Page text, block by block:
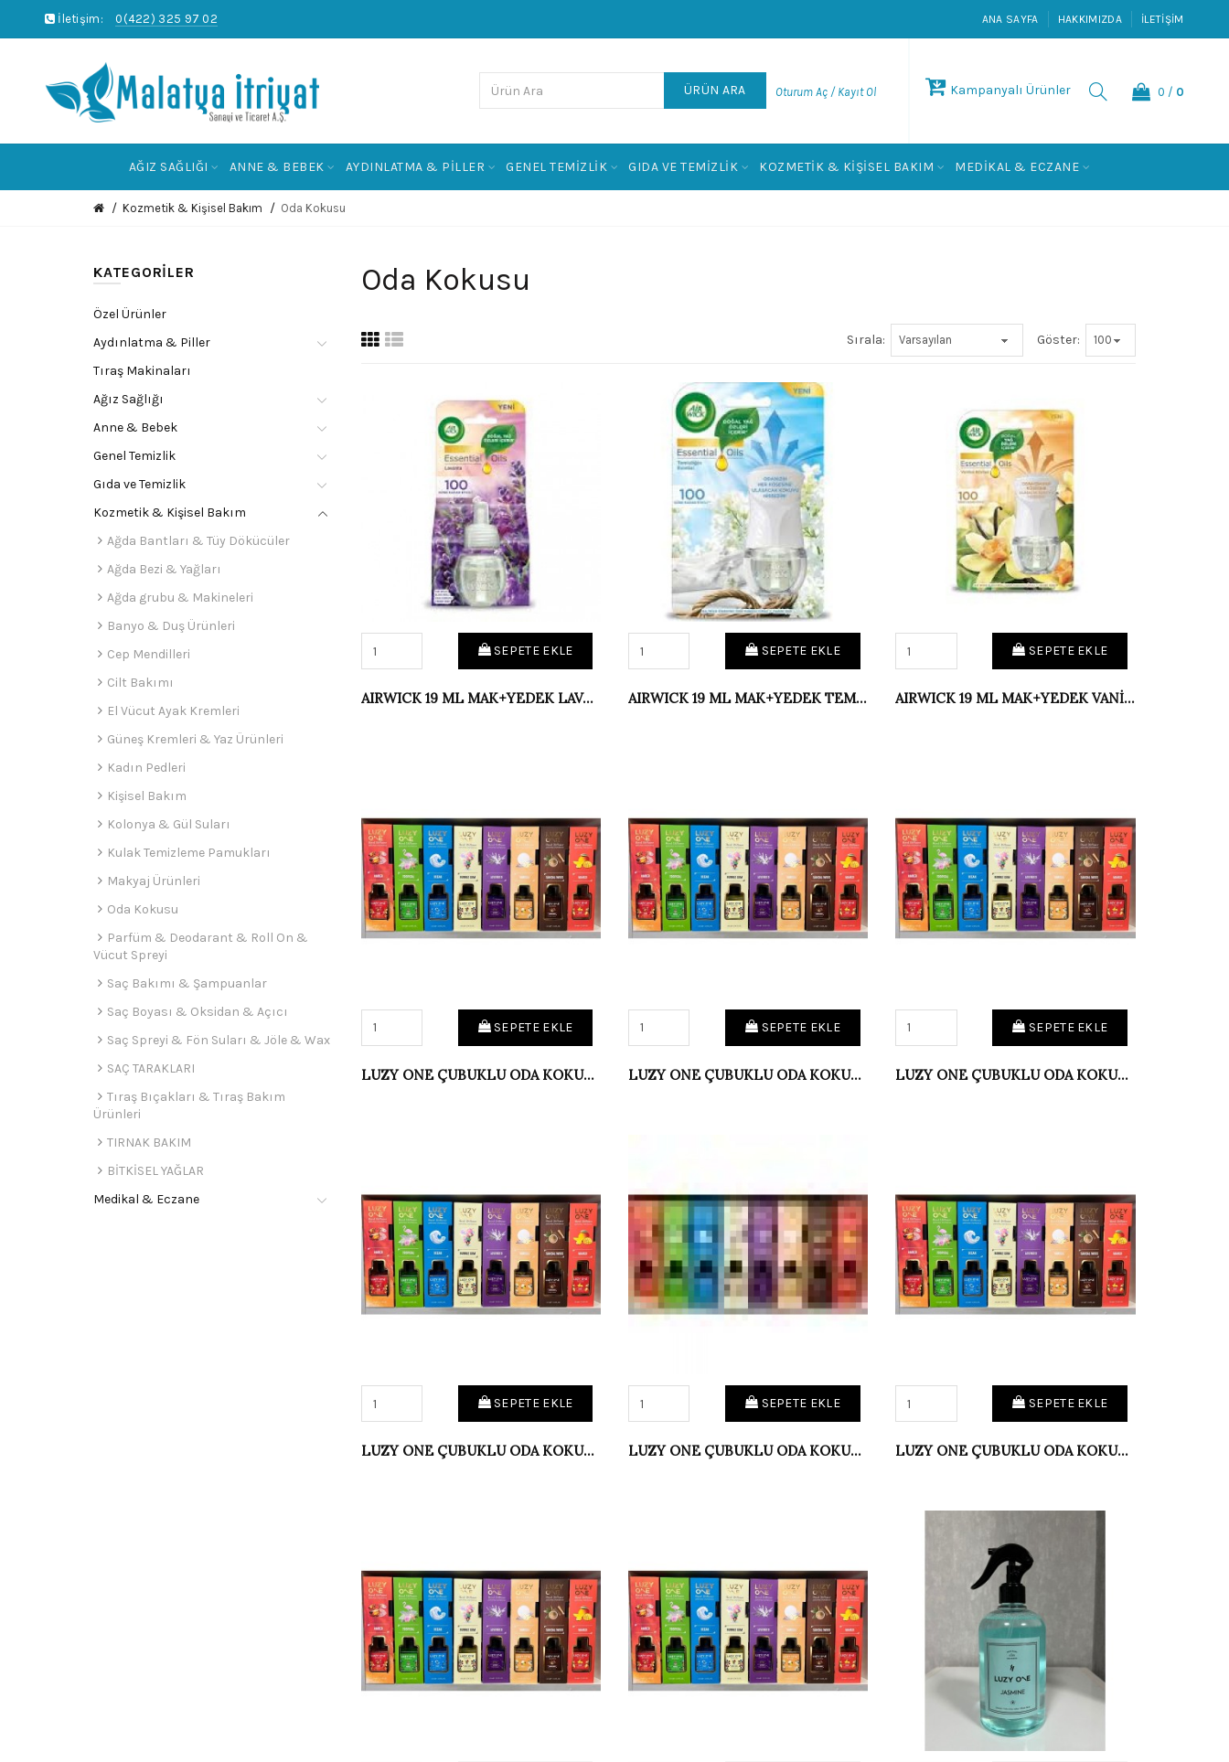
İletişim: 0(422) 325 97 02 ANA SAYFA HAKKIMIZDA İLETIŞIM
ÜRÜN ARA Oturum Aç / Kayıt Ol Kampanyalı Ürünler 0 / 0
AĞIZ SAĞLIĞI ANNE & BEBEK AYDINLATMA & PILLER GENEL TEMIZLIK GIDA VE TEMIZLIK KOZMETIK & KIŞISEL BAKIM MEDIKAL & ECZANE
Kozmetik & Kişisel Bakım Oda Kokusu
KATEGORILER
Özel Ürünler
Aydınlatma & Piller
Tıraş Makinaları
Ağız Sağlığı
Anne & Bebek
Genel Temizlik
Gıda ve Temizlik
Kozmetik & Kişisel Bakım
Ağda Bantları & Tüy Dökücüler
Ağda Bezi & Yağları
Ağda grubu & Makineleri
Banyo & Duş Ürünleri
Cep Mendilleri
Cilt Bakımı
El Vücut Ayak Kremleri
Güneş Kremleri & Yaz Ürünleri
Kadın Pedleri
Kişisel Bakım
Kolonya & Gül Suları
Kulak Temizleme Pamukları
Makyaj Ürünleri
Oda Kokusu
Parfüm & Deodarant & Roll On &
Vücut Spreyi
Saç Bakımı & Şampuanlar
Saç Boyası & Oksidan & Açıcı
Saç Spreyi & Fön Suları & Jöle & Wax
SAÇ TARAKLARI
Tıraş Bıçakları & Tıraş Bakım
Ürünleri
TIRNAK BAKIM
BİTKİSEL YAĞLAR
Medikal & Eczane
Oda Kokusu
Sırala: Göster:
SEPETE EKLE
AIRWICK 19 ML MAK+YEDEK LAVANTA
SEPETE EKLE
AIRWICK 19 ML MAK+YEDEK TEMİZLİK ESİNT.
SEPETE EKLE
AIRWICK 19 ML MAK+YEDEK VANİLYA
SEPETE EKLE
LUZY ONE ÇUBUKLU ODA KOKUSU AMBER
SEPETE EKLE
LUZY ONE ÇUBUKLU ODA KOKUSU LAVANTA
SEPETE EKLE
LUZY ONE ÇUBUKLU ODA KOKUSU MANGO
SEPETE EKLE
LUZY ONE ÇUBUKLU ODA KOKUSU OKYANUS
SEPETE EKLE
LUZY ONE ÇUBUKLU ODA KOKUSU SAKIZ AROMALI
SEPETE EKLE
LUZY ONE ÇUBUKLU ODA KOKUSU SANDAL AĞACI